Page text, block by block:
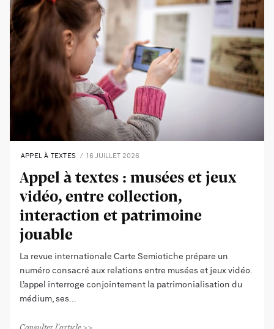
APPEL À TEXTES 16 JUILLET 2026
Appel à textes : musées et jeux
vidéo, entre collection,
interaction et patrimoine
jouable
La revue internationale Carte Semiotiche prépare un
numéro consacré aux relations entre musées et jeux vidéo.
L’appel interroge conjointement la patrimonialisation du
médium, ses